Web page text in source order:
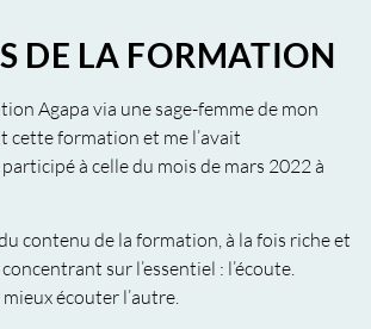
DE LA FORMATION
Agapa via une sage-femme de mon
cette formation et me l’avait
participé à celle du mois de mars 2022 à
contenu de la formation, à la fois riche et
sur l’essentiel : l’écoute.
écouter l’autre.